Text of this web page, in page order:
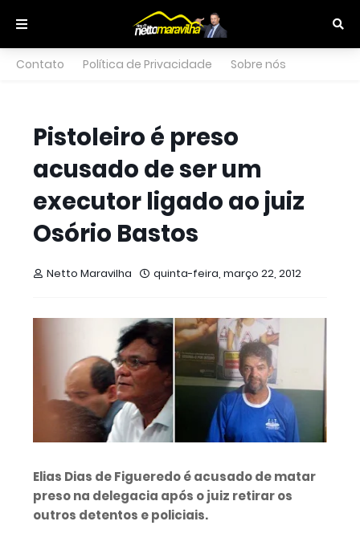
Contato Política de Privacidade Sobre nós
Pistoleiro é preso
acusado de ser um
executor ligado ao juiz
Osório Bastos
Netto Maravilha quinta-feira, março 22, 2012
Elias Dias de Figueredo é acusado de matar
preso na delegacia após o juiz retirar os
outros detentos e policiais.